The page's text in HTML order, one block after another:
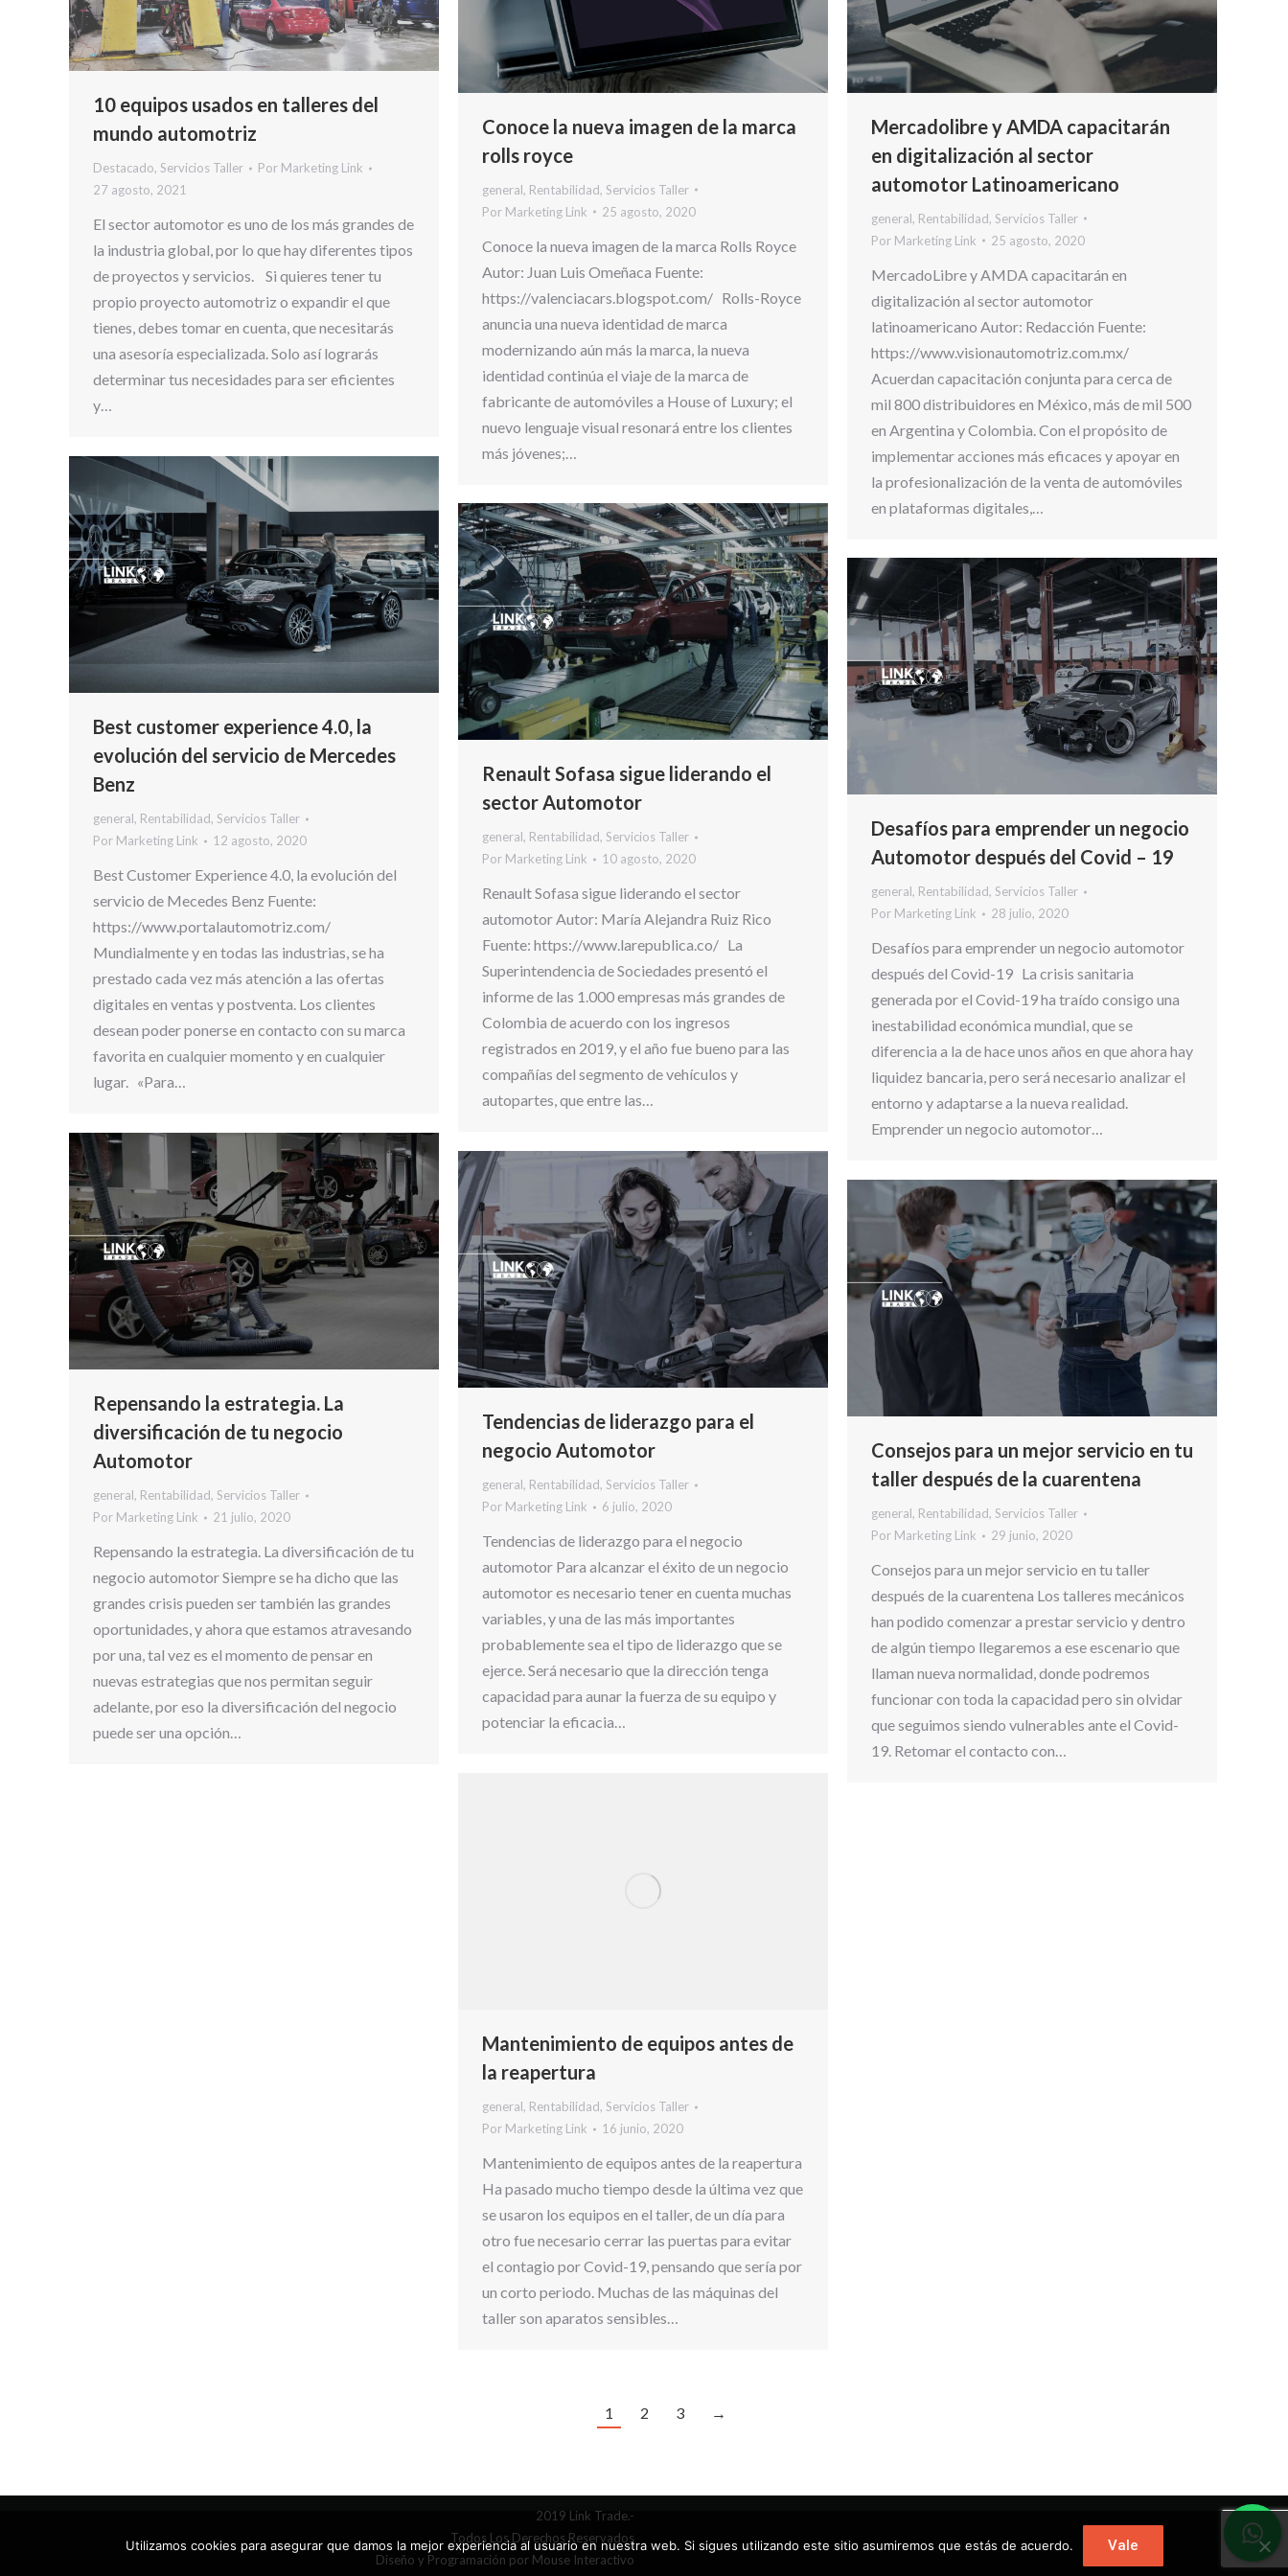
10 equipos usados en talleres del
mundo automotriz
Destacado, Servicios Taller Por Marketing Link
27 agosto, 2021
El sector automotor es uno de los más grandes de
la industria global, por lo que hay diferentes tipos
de proyectos y servicios. Si quieres tener tu
propio proyecto automotriz o expandir el que
tienes, debes tomar en cuenta, que necesitarás
una asesoría especializada. Solo así lograrás
determinar tus necesidades para ser eficientes
y…
Conoce la nueva imagen de la marca
rolls royce
general, Rentabilidad, Servicios Taller
Por Marketing Link 25 agosto, 2020
Conoce la nueva imagen de la marca Rolls Royce
Autor: Juan Luis Omeñaca Fuente:
https://valenciacars.blogspot.com/ Rolls-Royce
anuncia una nueva identidad de marca
modernizando aún más la marca, la nueva
identidad continúa el viaje de la marca de
fabricante de automóviles a House of Luxury; el
nuevo lenguaje visual resonará entre los clientes
más jóvenes;…
Mercadolibre y AMDA capacitarán
en digitalización al sector
automotor Latinoamericano
general, Rentabilidad, Servicios Taller
Por Marketing Link 25 agosto, 2020
MercadoLibre y AMDA capacitarán en
digitalización al sector automotor
latinoamericano Autor: Redacción Fuente:
https://www.visionautomotriz.com.mx/
Acuerdan capacitación conjunta para cerca de
mil 800 distribuidores en México, más de mil 500
en Argentina y Colombia. Con el propósito de
implementar acciones más eficaces y apoyar en
la profesionalización de la venta de automóviles
en plataformas digitales,…
Best customer experience 4.0, la
evolución del servicio de Mercedes
Benz
general, Rentabilidad, Servicios Taller
Por Marketing Link 12 agosto, 2020
Best Customer Experience 4.0, la evolución del
servicio de Mecedes Benz Fuente:
https://www.portalautomotriz.com/
Mundialmente y en todas las industrias, se ha
prestado cada vez más atención a las ofertas
digitales en ventas y postventa. Los clientes
desean poder ponerse en contacto con su marca
favorita en cualquier momento y en cualquier
lugar. «Para…
Renault Sofasa sigue liderando el
sector Automotor
general, Rentabilidad, Servicios Taller
Por Marketing Link 10 agosto, 2020
Renault Sofasa sigue liderando el sector
automotor Autor: María Alejandra Ruiz Rico
Fuente: https://www.larepublica.co/ La
Superintendencia de Sociedades presentó el
informe de las 1.000 empresas más grandes de
Colombia de acuerdo con los ingresos
registrados en 2019, y el año fue bueno para las
compañías del segmento de vehículos y
autopartes, que entre las…
Desafíos para emprender un negocio
Automotor después del Covid – 19
general, Rentabilidad, Servicios Taller
Por Marketing Link 28 julio, 2020
Desafíos para emprender un negocio automotor
después del Covid-19 La crisis sanitaria
generada por el Covid-19 ha traído consigo una
inestabilidad económica mundial, que se
diferencia a la de hace unos años en que ahora hay
liquidez bancaria, pero será necesario analizar el
entorno y adaptarse a la nueva realidad.
Emprender un negocio automotor…
Repensando la estrategia. La
diversificación de tu negocio
Automotor
general, Rentabilidad, Servicios Taller
Por Marketing Link 21 julio, 2020
Repensando la estrategia. La diversificación de tu
negocio automotor Siempre se ha dicho que las
grandes crisis pueden ser también las grandes
oportunidades, y ahora que estamos atravesando
por una, tal vez es el momento de pensar en
nuevas estrategias que nos permitan seguir
adelante, por eso la diversificación del negocio
puede ser una opción…
Tendencias de liderazgo para el
negocio Automotor
general, Rentabilidad, Servicios Taller
Por Marketing Link 6 julio, 2020
Tendencias de liderazgo para el negocio
automotor Para alcanzar el éxito de un negocio
automotor es necesario tener en cuenta muchas
variables, y una de las más importantes
probablemente sea el tipo de liderazgo que se
ejerce. Será necesario que la dirección tenga
capacidad para aunar la fuerza de su equipo y
potenciar la eficacia…
Consejos para un mejor servicio en tu
taller después de la cuarentena
general, Rentabilidad, Servicios Taller
Por Marketing Link 29 junio, 2020
Consejos para un mejor servicio en tu taller
después de la cuarentena Los talleres mecánicos
han podido comenzar a prestar servicio y dentro
de algún tiempo llegaremos a ese escenario que
llaman nueva normalidad, donde podremos
funcionar con toda la capacidad pero sin olvidar
que seguimos siendo vulnerables ante el Covid-
19. Retomar el contacto con…
Mantenimiento de equipos antes de
la reapertura
general, Rentabilidad, Servicios Taller
Por Marketing Link 16 junio, 2020
Mantenimiento de equipos antes de la reapertura
Ha pasado mucho tiempo desde la última vez que
se usaron los equipos en el taller, de un día para
otro fue necesario cerrar las puertas para evitar
el contagio por Covid-19, pensando que sería por
un corto periodo. Muchas de las máquinas del
taller son aparatos sensibles…
1 2 3 →
2019 Link Trade.-
Todos Los Derechos Reservados
Diseño y Programación por Mouse Interactivo
Utilizamos cookies para asegurar que damos la mejor experiencia al usuario en nuestra web. Si sigues utilizando este sitio asumiremos que estás de acuerdo. Vale